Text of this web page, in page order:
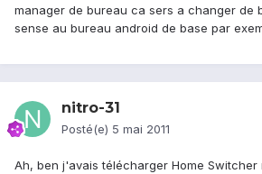
manager de bureau ca sers a changer de
sense au bureau android de base par
nitro-31
Posté(e) 5 mai 2011
Ah, ben j'avais télécharger Home Switcher